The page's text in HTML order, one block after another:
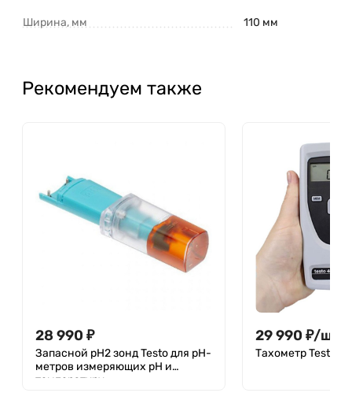
Ширина, мм 110 мм
Рекомендуем также
28 990 ₽
Запасной pH2 зонд Testo для pH-
метров измеряющих pH и
температуру
29 990 ₽/шт.
Тахометр Testo